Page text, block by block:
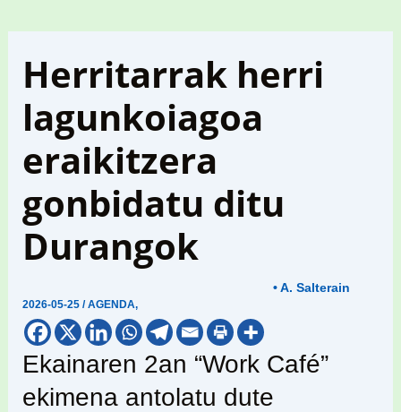
Herritarrak herri
lagunkoiagoa
eraikitzera
gonbidatu ditu
Durangok
2026-05-25/AGENDA,
• A. Salterain
Ekainaren 2an “Work Café”
ekimena antolatu dute